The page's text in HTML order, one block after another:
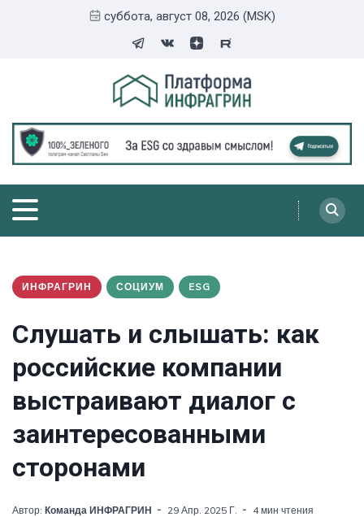
суббота, август 08, 2026 (MSK)
ИНФРАГРИН СОЦИУМ ESG
Слушать и слышать: как
российские компании
выстраивают диалог с
заинтересованными
сторонами
Автор: Команда ИНФРАГРИН 29 Апр. 2025 Г. 4 мин чтения